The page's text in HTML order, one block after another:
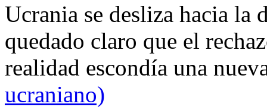
Ucrania se desliza hacia
quedado claro que el
realidad escondía una
ucraniano)